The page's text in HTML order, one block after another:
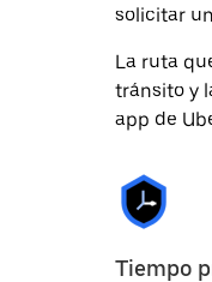
solicitar
La ruta
tránsito y
app de
Tiempo